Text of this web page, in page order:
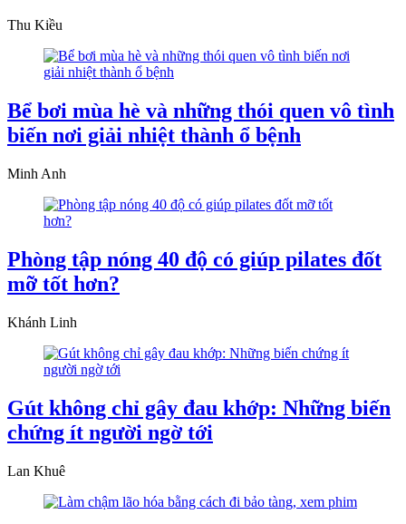
Thu Kiều
Bể bơi mùa hè và những thói quen vô tình
biến nơi giải nhiệt thành ổ bệnh
Minh Anh
Phòng tập nóng 40 độ có giúp pilates đốt
mỡ tốt hơn?
Khánh Linh
Gút không chỉ gây đau khớp: Những biến
chứng ít người ngờ tới
Lan Khuê